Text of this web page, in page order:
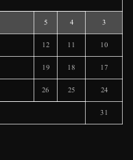
3
4
5
10
11
12
17
18
19
24
25
26
31